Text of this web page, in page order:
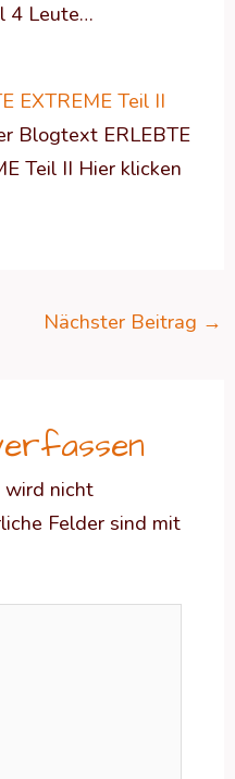
4 Leute…
EXTREME Teil II
Blogtext ERLEBTE
Teil II Hier klicken
Nächster Beitrag →
wird nicht
Felder sind mit